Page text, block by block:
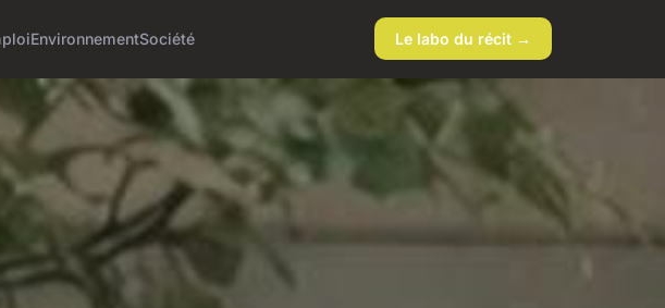
EnvironnementSociété Le labo du récit →